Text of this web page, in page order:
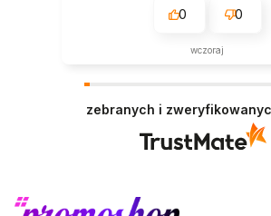
0 0
wczoraj
zebranych i